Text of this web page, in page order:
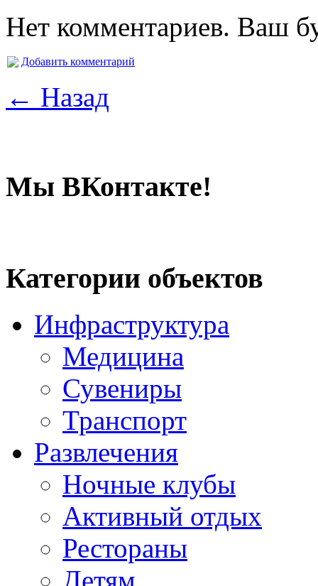
Нет комментариев. Ваш
Добавить комментарий
← Назад
Мы ВКонтакте!
Категории объектов
Инфраструктура
Медицина
Сувениры
Транспорт
Развлечения
Ночные клубы
Активный отдых
Рестораны